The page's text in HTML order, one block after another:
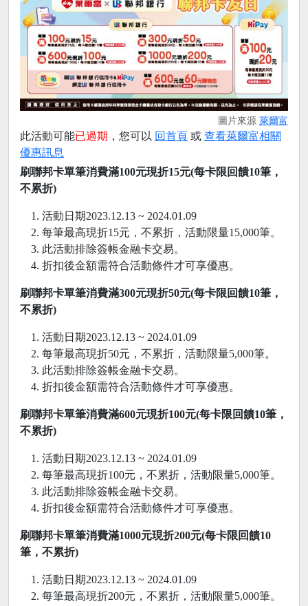
圖片來源 萊爾富
此活動可能已過期 ，您可以 回首頁 或 查看萊爾富相關
優惠訊息
刷聯邦卡單筆消費滿100元現折15元(每卡限回饋10筆，
不累折)
活動日期2023.12.13 ~ 2024.01.09
每筆最高現折15元，不累折，活動限量15,000筆。
此活動排除簽帳金融卡交易。
折扣後金額需符合活動條件才可享優惠。
刷聯邦卡單筆消費滿300元現折50元(每卡限回饋10筆 ，
不累折)
活動日期2023.12.13 ~ 2024.01.09
每筆最高現折50元，不累折，活動限量5,000筆。
此活動排除簽帳金融卡交易。
折扣後金額需符合活動條件才可享優惠。
刷聯邦卡單筆消費滿600元現折100元(每卡限回饋10筆，
不累折)
活動日期2023.12.13 ~ 2024.01.09
每筆最高現折100元，不累折，活動限量5,000筆。
此活動排除簽帳金融卡交易。
折扣後金額需符合活動條件才可享優惠。
刷聯邦卡單筆消費滿1000元現折200元(每卡限回饋10
筆，不累折)
活動日期2023.12.13 ~ 2024.01.09
每筆最高現折200元，不累折，活動限量5,000筆。